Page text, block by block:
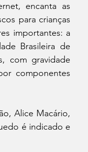
encanta as
para crianças
importantes: a
Brasileira de
com gravidade
componentes
Alice Macário,
é indicado e